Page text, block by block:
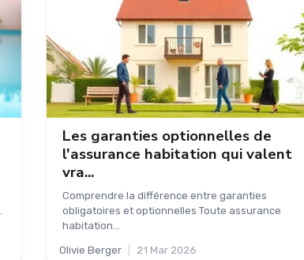
Les garanties optionnelles de
l'assurance habitation qui valent
vra...
Comprendre la différence entre garanties
obligatoires et optionnelles Toute assurance
habitation...
Olivie Berger 21 Mar 2026